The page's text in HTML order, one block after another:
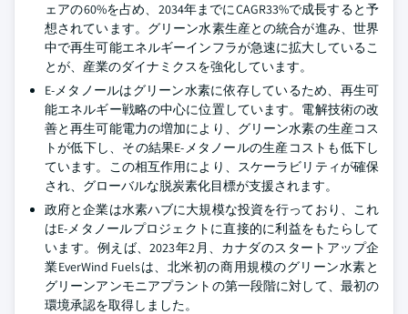
ェアの60%を占め、2034年までにCAGR33%で成長すると予
想されています。グリーン水素生産との統合が進み、世界
中で再生可能エネルギーインフラが急速に拡大しているこ
とが、産業のダイナミクスを強化しています。
E-メタノールはグリーン水素に依存しているため、再生可
能エネルギー戦略の中心に位置しています。電解技術の改
善と再生可能電力の増加により、グリーン水素の生産コス
トが低下し、その結果E-メタノールの生産コストも低下し
ています。この相互作用により、スケーラビリティが確保
され、グローバルな脱炭素化目標が支援されます。
政府と企業は水素ハブに大規模な投資を行っており、これ
はE-メタノールプロジェクトに直接的に利益をもたらして
います。例えば、2023年2月、カナダのスタートアップ企
業EverWind Fuelsは、北米初の商用規模のグリーン水素と
グリーンアンモニアプラントの第一段階に対して、最初の
環境承認を取得しました。